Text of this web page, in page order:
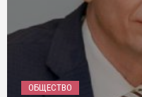
ОБЩЕСТВО